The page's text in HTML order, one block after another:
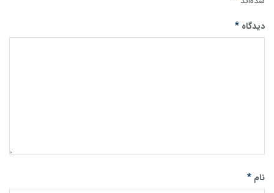
دیدگاه *
نام *